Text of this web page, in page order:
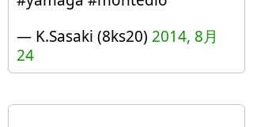
— K.Sasaki (8ks20) 2014, 8月
24